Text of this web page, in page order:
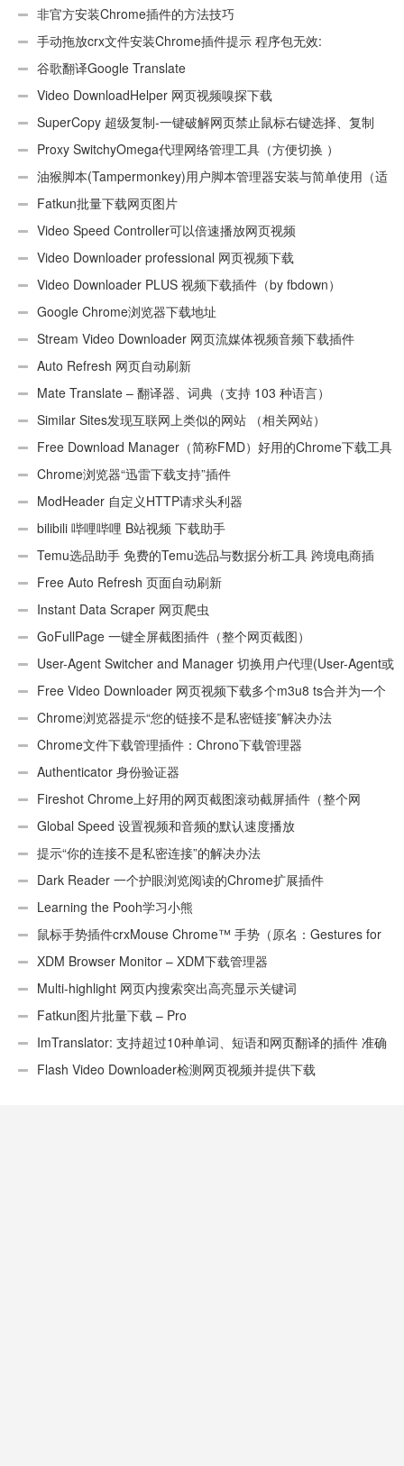
非官方安装Chrome插件的方法技巧
手动拖放crx文件安装Chrome插件提示 程序包无效:
“CEX_HEADER_INVALID”的解决办法
谷歌翻译Google Translate
Video DownloadHelper 网页视频嗅探下载
SuperCopy 超级复制-一键破解网页禁止鼠标右键选择、复制
Proxy SwitchyOmega代理网络管理工具（方便切换 ）
油猴脚本(Tampermonkey)用户脚本管理器安装与简单使用（适
用Android）
Fatkun批量下载网页图片
Video Speed Controller可以倍速播放网页视频
Video Downloader professional 网页视频下载
Video Downloader PLUS 视频下载插件（by fbdown）
Google Chrome浏览器下载地址
Stream Video Downloader 网页流媒体视频音频下载插件
Auto Refresh 网页自动刷新
Mate Translate – 翻译器、词典（支持 103 种语言）
Similar Sites发现互联网上类似的网站 （相关网站）
Free Download Manager（简称FMD）好用的Chrome下载工具
插件Chrome浏览器“迅雷下载支持”插件
ModHeader 自定义HTTP请求头利器
bilibili 哔哩哔哩 B站视频 下载助手
Temu选品助手 免费的Temu选品与数据分析工具 跨境电商插
件 Free Auto Refresh 页面自动刷新
Instant Data Scraper 网页爬虫
GoFullPage 一键全屏截图插件（整个网页截图）
User-Agent Switcher and Manager 切换用户代理(User-Agent或
UA)Free Video Downloader 网页视频下载多个m3u8 ts合并为一个
ts文件Chrome浏览器提示“您的链接不是私密链接”解决办法
Chrome文件下载管理插件：Chrono下载管理器
Authenticator 身份验证器
Fireshot Chrome上好用的网页截图滚动截屏插件（整个网
页）Global Speed 设置视频和音频的默认速度播放
提示“你的连接不是私密连接”的解决办法
Dark Reader 一个护眼浏览阅读的Chrome扩展插件
Learning the Pooh学习小熊
鼠标手势插件crxMouse Chrome™ 手势（原名：Gestures for
Chrome(TM)汉化版）
XDM Browser Monitor – XDM下载管理器
Multi-highlight 网页内搜索突出高亮显示关键词
Fatkun图片批量下载 – Pro
ImTranslator: 支持超过10种单词、短语和网页翻译的插件 准确
性不错Flash Video Downloader检测网页视频并提供下载